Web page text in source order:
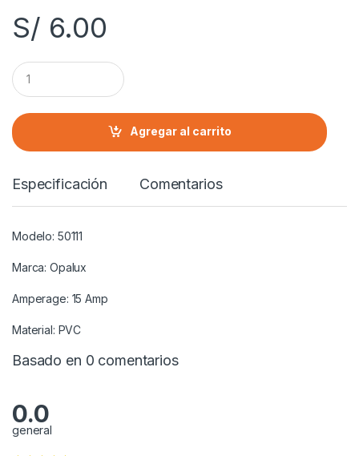
S/ 6.00
C
a
n
i
d
Agregar al carrito
Especificación Comentarios
Modelo: 50111
Marca: Opalux
Amperage: 15 Amp
Material: PVC
Basado en 0 comentarios
0.0
general